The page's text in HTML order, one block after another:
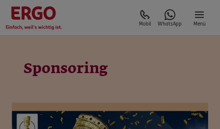
Mobil WhatsApp Menü
Sponsoring